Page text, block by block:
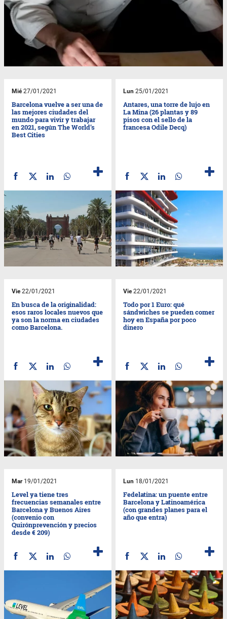
Mié27/01/2021
Barcelona vuelve a ser una de
las mejores ciudades del
mundo para vivir y trabajar
en 2021, según The World’s
Best Cities
Lun 25/01/2021
Antares, una torre de lujo en
La Mina (26 plantas y 89
pisos con el sello de la
francesa Odile Decq)
Vie22/01/2021
En busca de la originalidad:
esos raros locales nuevos que
ya son la norma en ciudades
como Barcelona.
Vie22/01/2021
Todo por 1 Euro: qué
sándwiches se pueden comer
hoy en España por poco
dinero
Mar19/01/2021
Level ya tiene tres
frecuencias semanales entre
Barcelona y Buenos Aires
(convenio con
Quirónprevención y precios
desde € 209)
Lun 18/01/2021
Fedelatina: un puente entre
Barcelona y Latinoamérica
(con grandes planes para el
año que entra)